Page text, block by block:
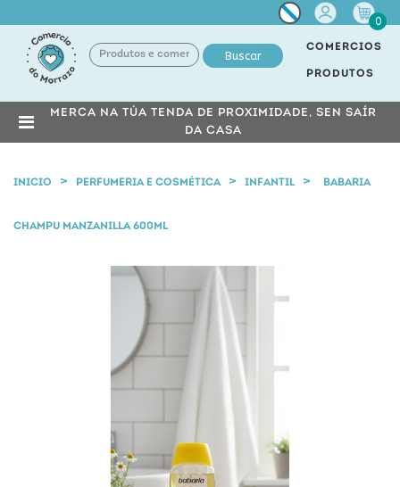
Miña
conta
0
Buscar
COMERCIOS
PRODUTOS
MERCA NA TÚA TENDA DE PROXIMIDADE, SEN SAÍR
DA CASA
INICIO PERFUMERIA E COSMÉTICA INFANTIL BABARIA
CHAMPU MANZANILLA 600ML